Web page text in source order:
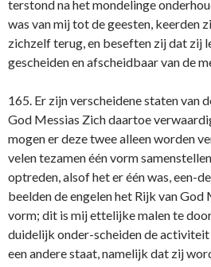
terstond na het mondelinge
was van mij tot de geesten, keerden
zichzelf terug, en beseften zij dat zij
gescheiden en afscheidbaar van de
165. Er zijn verscheidene staten van
God Messias Zich daartoe
mogen er deze twee alleen worden
velen tezamen één vorm
optreden, alsof het er één was, een-
beelden de engelen het Rijk van God
vorm; dit is mij ettelijke malen te
duidelijk onder-scheiden de activiteit
een andere staat, namelijk dat zij